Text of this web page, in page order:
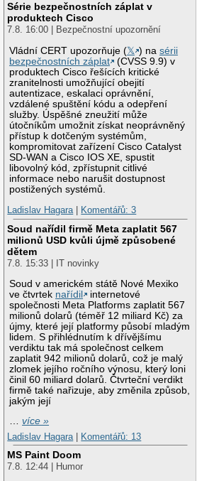
Série bezpečnostních záplat v
produktech Cisco
7.8. 16:00 | Bezpečnostní upozornění
Vládní CERT upozorňuje (𝕏 ) nasérii
bezpečnostních záplat
(CVSS 9.9) v
produktech Cisco řešících kritické
zranitelnosti umožňující obejití
autentizace, eskalaci oprávnění,
vzdálené spuštění kódu a odepření
služby. Úspěšné zneužití může
útočníkům umožnit získat neoprávněný
přístup k dotčeným systémům,
kompromitovat zařízení Cisco Catalyst
SD-WAN a Cisco IOS XE, spustit
libovolný kód, zpřístupnit citlivé
informace nebo narušit dostupnost
postižených systémů.
Ladislav Hagara| Komentářů: 3
Soud nařídil firmě Meta zaplatit 567
milionů USD kvůli újmě způsobené
dětem
7.8. 15:33 | IT novinky
Soud v americkém státě Nové Mexiko
ve čtvrtek nařídil
internetové
společnosti Meta Platforms zaplatit 567
milionů dolarů (téměř 12 miliard Kč) za
újmy, které její platformy působí mladým
lidem. S přihlédnutím k dřívějšímu
verdiktu tak má společnost celkem
zaplatit 942 milionů dolarů, což je malý
zlomek jejího ročního výnosu, který loni
činil 60 miliard dolarů. Čtvrteční verdikt
firmě také nařizuje, aby změnila způsob,
jakým její
…více »
Ladislav Hagara
Komentářů: 13
MS Paint Doom
7.8. 12:44 | Humor